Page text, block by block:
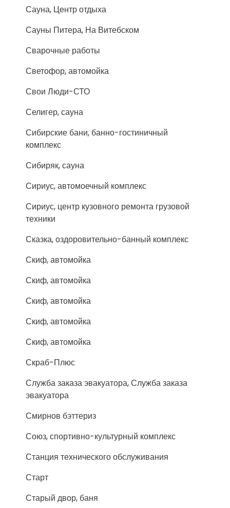
Сауна, Центр отдыха
Сауны Питера, На Витебском
Сварочные работы
Светофор, автомойка
Свои Люди-СТО
Селигер, сауна
Сибирские бани, банно-гостиничный
комплекс
Сибиряк, сауна
Сириус, автомоечный комплекс
Сириус, центр кузовного ремонта грузовой
техники
Сказка, оздоровительно-банный комплекс
Скиф, автомойка
Скиф, автомойка
Скиф, автомойка
Скиф, автомойка
Скиф, автомойка
Скраб-Плюс
Служба заказа эвакуатора, Служба заказа
эвакуатора
Смирнов бэттериз
Союз, спортивно-культурный комплекс
Станция технического обслуживания
Старт
Старый двор, баня